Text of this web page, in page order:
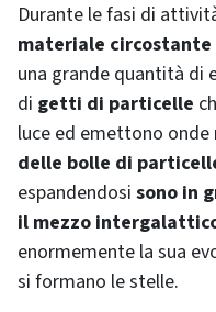
Durante le fasi di
materiale circostante
una grande quantità di
di getti di particelle
luce ed emettono
delle bolle di
espandendosi sono in
il mezzo
enormemente la sua
si formano le stelle.